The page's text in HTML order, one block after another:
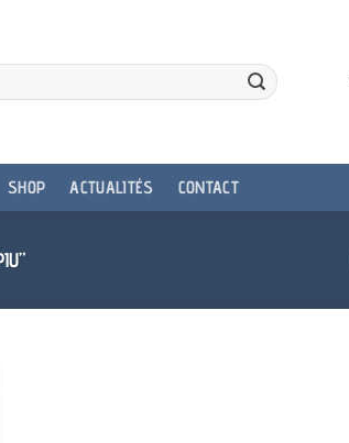
SHOP ACTUALITÉS CONTACT